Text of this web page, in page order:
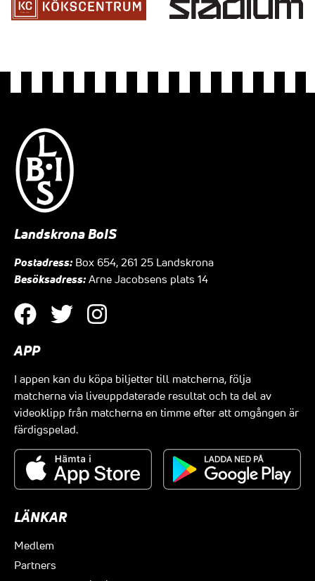
Landskrona BoIS
Postadress: Box 654, 261 25 Landskrona
Besöksadress: Arne Jacobsens plats 14
APP
I appen kan du köpa biljetter till matcherna, följa
matcherna via liveuppdaterade resultat och ta del av
videoklipp från matcherna en timme efter att omgången är
färdigspelad.
LÄNKAR
Medlem
Partners